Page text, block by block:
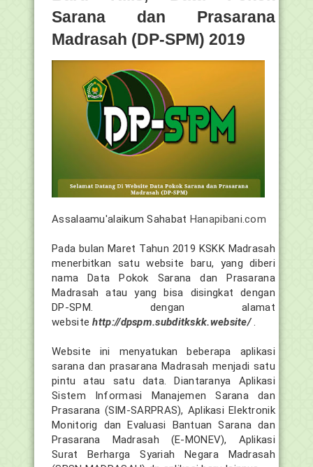
Sarana dan Prasarana
Madrasah (DP-SPM) 2019
Assalaamu'alaikum Sahabat Hanapibani.com
Pada bulan Maret Tahun 2019 KSKK Madrasah
menerbitkan satu website baru, yang diberi
nama Data Pokok Sarana dan Prasarana
Madrasah atau yang bisa disingkat dengan
DP-SPM. dengan alamat
websitehttp://dpspm.subditkskk.website/ .
Website ini menyatukan beberapa aplikasi
sarana dan prasarana Madrasah menjadi satu
pintu atau satu data. Diantaranya Aplikasi
Sistem Informasi Manajemen Sarana dan
Prasarana (SIM-SARPRAS), Aplikasi Elektronik
Monitorig dan Evaluasi Bantuan Sarana dan
Prasarana Madrasah (E-MONEV), Aplikasi
Surat Berharga Syariah Negara Madrasah